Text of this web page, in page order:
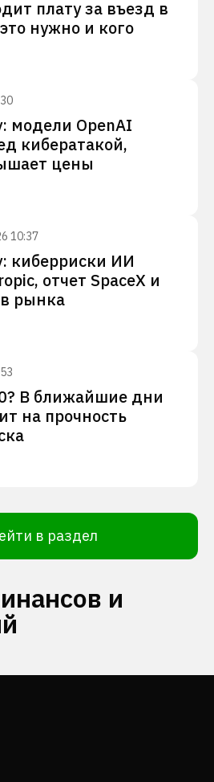
плату за въезд в
нужно и кого
модели OpenAI
кибератакой,
цены
10:37
киберриски ИИ
отчет SpaceX и
рынка
В ближайшие дни
на прочность
в раздел
и